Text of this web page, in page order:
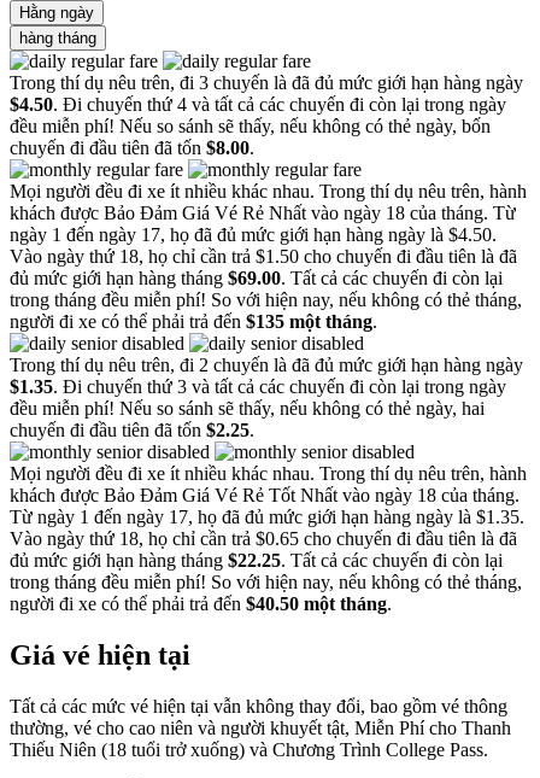
Hằng ngày
hàng tháng
Trong thí dụ nêu trên, đi 3 chuyến là đã đủ mức giới hạn hàng ngày
$4.50. Đi chuyến thứ 4 và tất cả các chuyến đi còn lại trong ngày
đều miễn phí! Nếu so sánh sẽ thấy, nếu không có thẻ ngày, bốn
chuyến đi đầu tiên đã tốn $8.00.
Mọi người đều đi xe ít nhiều khác nhau. Trong thí dụ nêu trên, hành
khách được Bảo Đảm Giá Vé Rẻ Nhất vào ngày 18 của tháng. Từ
ngày 1 đến ngày 17, họ đã đủ mức giới hạn hàng ngày là $4.50.
Vào ngày thứ 18, họ chỉ cần trả $1.50 cho chuyến đi đầu tiên là đã
đủ mức giới hạn hàng tháng $69.00. Tất cả các chuyến đi còn lại
trong tháng đều miễn phí! So với hiện nay, nếu không có thẻ tháng,
người đi xe có thể phải trả đến $135 một tháng.
Trong thí dụ nêu trên, đi 2 chuyến là đã đủ mức giới hạn hàng ngày
$1.35. Đi chuyến thứ 3 và tất cả các chuyến đi còn lại trong ngày
đều miễn phí! Nếu so sánh sẽ thấy, nếu không có thẻ ngày, hai
chuyến đi đầu tiên đã tốn $2.25.
Mọi người đều đi xe ít nhiều khác nhau. Trong thí dụ nêu trên, hành
khách được Bảo Đảm Giá Vé Rẻ Tốt Nhất vào ngày 18 của tháng.
Từ ngày 1 đến ngày 17, họ đã đủ mức giới hạn hàng ngày là $1.35.
Vào ngày thứ 18, họ chỉ cần trả $0.65 cho chuyến đi đầu tiên là đã
đủ mức giới hạn hàng tháng $22.25. Tất cả các chuyến đi còn lại
trong tháng đều miễn phí! So với hiện nay, nếu không có thẻ tháng,
người đi xe có thể phải trả đến $40.50 một tháng.
Giá vé hiện tại
Tất cả các mức vé hiện tại vẫn không thay đổi, bao gồm vé thông
thường, vé cho cao niên và người khuyết tật, Miễn Phí cho Thanh
Thiếu Niên (18 tuổi trở xuống) và Chương Trình College Pass.